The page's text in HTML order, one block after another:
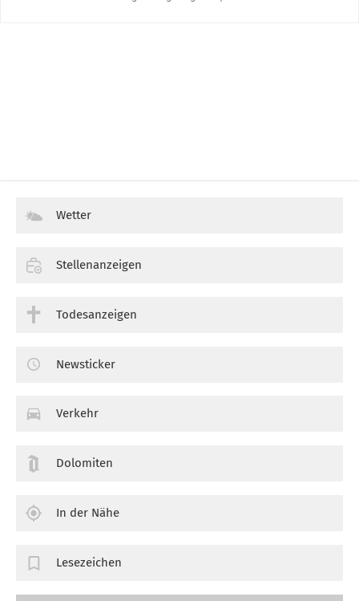
Wetter
Stellenanzeigen
Todesanzeigen
Newsticker
Verkehr
Dolomiten
In der Nähe
Lesezeichen